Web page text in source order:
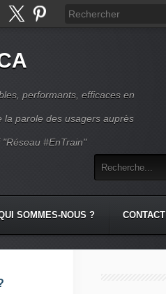
performants, efficaces en
la parole des usagers auprès
#EnTrain"
SOMMES-NOUS ? CONTACT